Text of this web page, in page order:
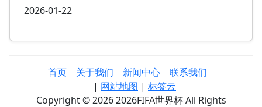
2026-01-22
首页 关于我们 新闻中心
联系我们
| 网站地图 | 标签云
Copyright © 2026 2026FIFA世界杯 All Rights